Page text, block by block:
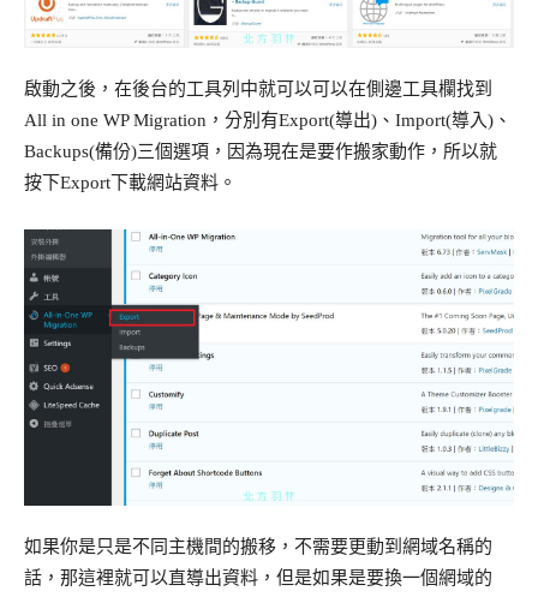
啟動之後，在後台的工具列中就可以可以在側邊工具欄找到
All in one WP Migration，分別有Export(導出)、Import(導入)、
Backups(備份)三個選項，因為現在是要作搬家動作，所以就
按下Export下載網站資料。
如果你是只是不同主機間的搬移，不需要更動到網域名稱的
話，那這裡就可以直導出資料，但是如果是要換一個網域的